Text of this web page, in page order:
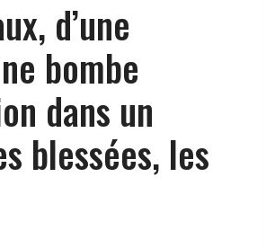
d’une
bombe
dans un
blessées, les